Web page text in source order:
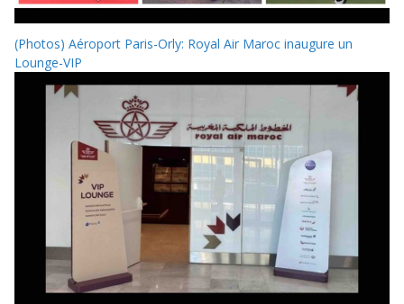
(Photos) Aéroport Paris-Orly: Royal Air Maroc inaugure un
Lounge-VIP